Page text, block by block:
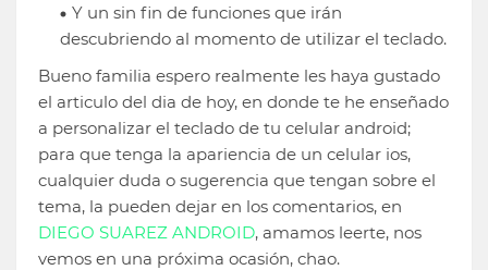
Y un sin fin de funciones que irán
descubriendo al momento de utilizar el teclado.
Bueno familia espero realmente les haya gustado
el articulo del dia de hoy, en donde te he enseñado
a personalizar el teclado de tu celular android;
para que tenga la apariencia de un celular ios,
cualquier duda o sugerencia que tengan sobre el
tema, la pueden dejar en los comentarios, en
DIEGO SUAREZ ANDROID, amamos leerte, nos
vemos en una próxima ocasión, chao.